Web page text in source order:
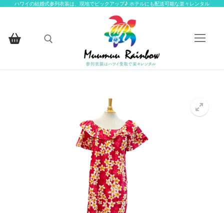
コ
ハワイの結婚式参列衣装は、現地でピックアップ♪ ホテルにも配送可能な楽々レンタル
楽々レンタルについて
楽々レンタル衣装一覧
楽々レンタル衣装一覧